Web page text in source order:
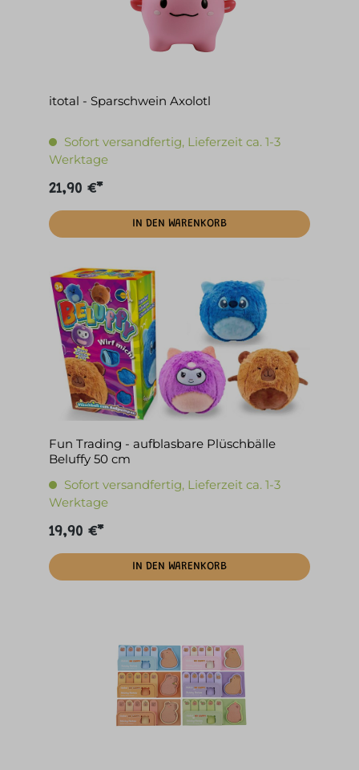
itotal - Sparschwein Axolotl
Sofort versandfertig, Lieferzeit ca. 1-3
Werktage
21,90 €*
IN DEN WARENKORB
Fun Trading - aufblasbare Plüschbälle
Beluffy 50 cm
Sofort versandfertig, Lieferzeit ca. 1-3
Werktage
19,90 €*
IN DEN WARENKORB